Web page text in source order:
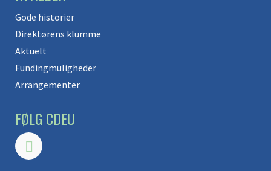
Gode historier
Direktørens klumme
Aktuelt
Fundingmuligheder
Arrangementer
FØLG CDEU